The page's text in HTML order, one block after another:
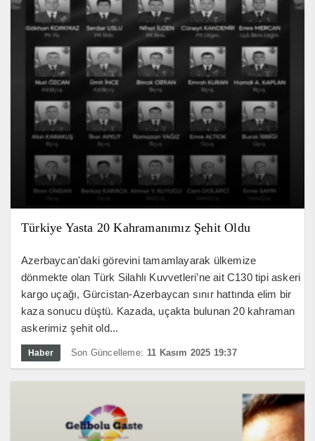
Türkiye Yasta 20 Kahramanımız Şehit Oldu
Azerbaycan'daki görevini tamamlayarak ülkemize
dönmekte olan Türk Silahlı Kuvvetleri’ne ait C130 tipi askeri
kargo uçağı, Gürcistan-Azerbaycan sınır hattında elim bir
kaza sonucu düştü. Kazada, uçakta bulunan 20 kahraman
askerimiz şehit old...
Haber Son Güncelleme: 11 Kasım 2025 19:37